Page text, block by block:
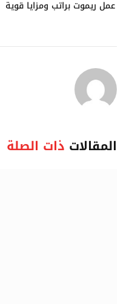
عمل ريموت براتب ومزايا قوية
المقالات ذات الصلة